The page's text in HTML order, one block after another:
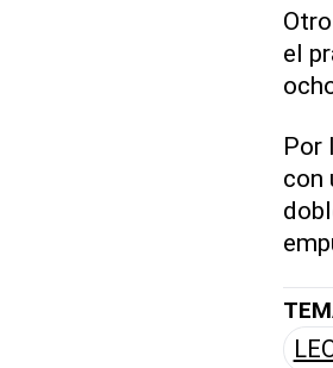
el
Por
con